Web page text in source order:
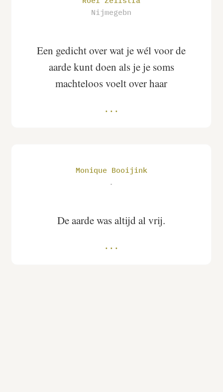
Nijmegebn
Een gedicht over wat je wél voor de
aarde kunt doen als je je soms
machteloos voelt over haar
Monique Booijink
.
De aarde was altijd al vrij.